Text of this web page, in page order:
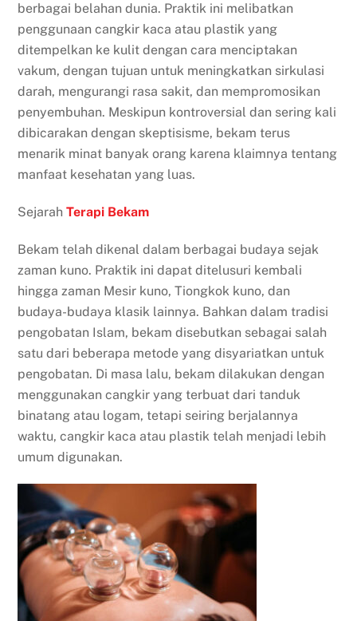
berbagai belahan dunia. Praktik ini melibatkan
penggunaan cangkir kaca atau plastik yang
ditempelkan ke kulit dengan cara menciptakan
vakum, dengan tujuan untuk meningkatkan sirkulasi
darah, mengurangi rasa sakit, dan mempromosikan
penyembuhan. Meskipun kontroversial dan sering kali
dibicarakan dengan skeptisisme, bekam terus
menarik minat banyak orang karena klaimnya tentang
manfaat kesehatan yang luas.
SejarahTerapi Bekam
Bekam telah dikenal dalam berbagai budaya sejak
zaman kuno. Praktik ini dapat ditelusuri kembali
hingga zaman Mesir kuno, Tiongkok kuno, dan
budaya-budaya klasik lainnya. Bahkan dalam tradisi
pengobatan Islam, bekam disebutkan sebagai salah
satu dari beberapa metode yang disyariatkan untuk
pengobatan. Di masa lalu, bekam dilakukan dengan
menggunakan cangkir yang terbuat dari tanduk
binatang atau logam, tetapi seiring berjalannya
waktu, cangkir kaca atau plastik telah menjadi lebih
umum digunakan.